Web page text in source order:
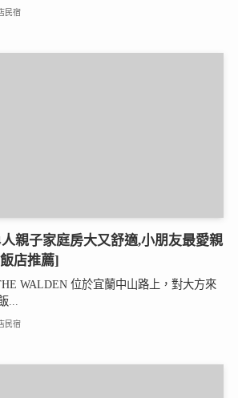
民宿
親子家庭房大又舒適,小朋友最愛親
店推薦]
WALDEN 位於宜蘭中山路上，對大方來
...
民宿